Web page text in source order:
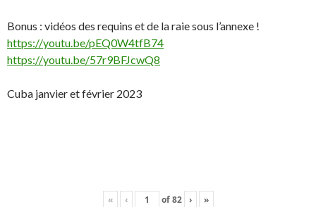
Bonus : vidéos des requins et de la raie sous l’annexe !
https://youtu.be/pEQ0W4tfB74
https://youtu.be/57r9BFJcwQ8
Cuba janvier et février 2023
« ‹ of82 › »